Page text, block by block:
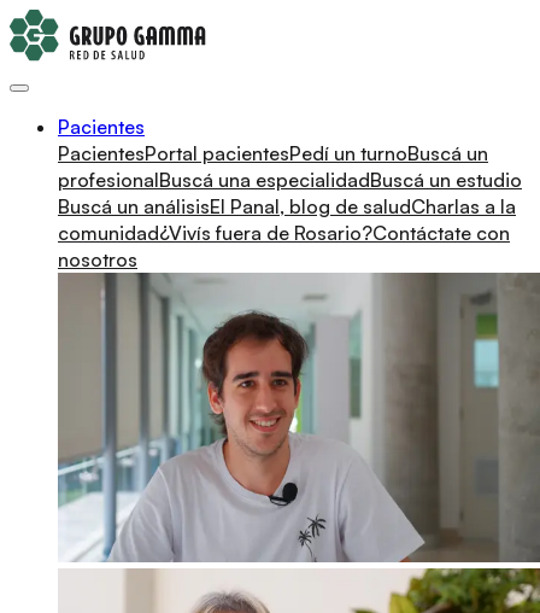
Pacientes
PacientesPortal pacientesPedí un turnoBuscá un
profesionalBuscá una especialidadBuscá un estudio
Buscá un análisisEl Panal, blog de saludCharlas a la
comunidad¿Vivís fuera de Rosario?Contáctate con
nosotros